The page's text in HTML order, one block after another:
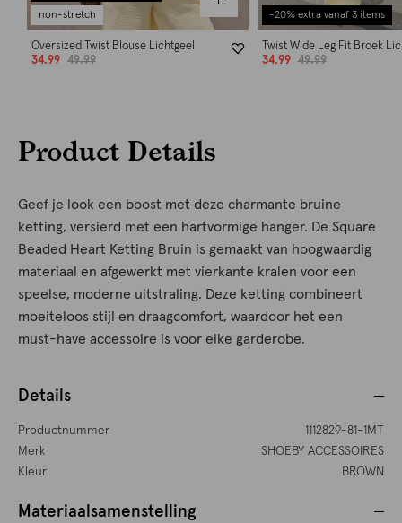
non-stretch
Oversized Twist Blouse Lichtgeel
34.99
49.99
-20% extra vanaf 3 items
Twist Wide Leg Fit Broek
34.99
49.99
Product Details
Geef je look een boost met deze charmante bruine
ketting, versierd met een hartvormige hanger. De Square
Beaded Heart Ketting Bruin is gemaakt van hoogwaardig
materiaal en afgewerkt met vierkante kralen voor een
speelse, moderne uitstraling. Deze ketting combineert
moeiteloos stijl en draagcomfort, waardoor het een
must-have accessoire is voor elke garderobe.
Details
Productnummer
1112829-81-1MT
Merk
SHOEBY ACCESSOIRES
Kleur
BROWN
Materiaalsamenstelling